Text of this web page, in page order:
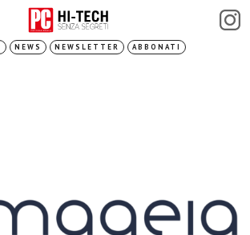
NEWS NEWSLETTER ABBONATI